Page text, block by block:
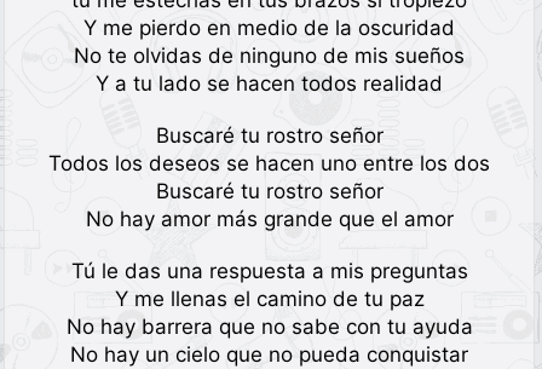
Y me pierdo en medio de la oscuridad
No te olvidas de ninguno de mis sueños
Y a tu lado se hacen todos realidad
Buscaré tu rostro señor
Todos los deseos se hacen uno entre los dos
Buscaré tu rostro señor
No hay amor más grande que el amor
Tú le das una respuesta a mis preguntas
Y me llenas el camino de tu paz
No hay barrera que no sabe con tu ayuda
No hay un cielo que no pueda conquistar